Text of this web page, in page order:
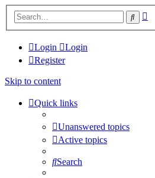
Search
Login
Login
Register
Skip to content
Quick links
Unanswered topics
Active topics
Search